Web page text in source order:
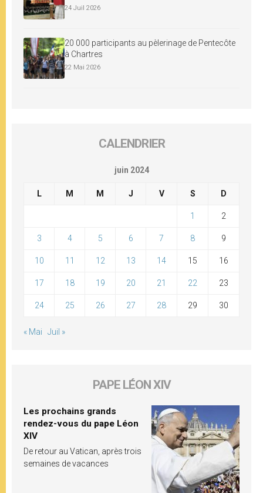
24 Juil 2026
20 000 participants au pèlerinage de Pentecôte
à Chartres
22 Mai 2026
CALENDRIER
juin 2024
L M M J V S D
1 2
3 4 5 6 7 8 9
10 11 12 13 14 15 16
17 18 19 20 21 22 23
24 25 26 27 28 29 30
« Mai Juil »
PAPE LÉON XIV
Les prochains grands
rendez-vous du pape Léon
XIV
De retour au Vatican, après trois
semaines de vacances